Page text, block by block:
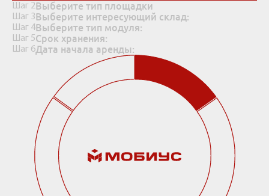
Шаг 2Выберите тип площадки
Шаг 3Выберите интересующий склад:
Шаг 4Выберите тип модуля:
Шаг 5Срок хранения:
Шаг 6Дата начала аренды: